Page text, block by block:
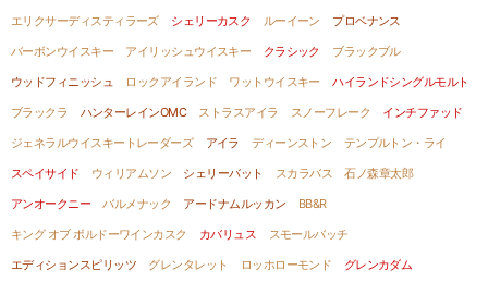
エリクサーディスティラーズ
シェリーカスク ルーイーン
プロベナンス
バーボンウイスキー
アイリッシュウイスキー クラシック
ブラックブル
ウッドフィニッシュ
ロックアイランド ワットウイスキー
ハイランドシングルモルト
ブラックラ
ハンターレインOMC ストラスアイラ スノーフレーク
インチファッド
ジェネラルウイスキートレーダーズ
アイラ ディーンストン
テンプルトン・ライ
スペイサイド
ウィリアムソン シェリーバット スカラバス
石ノ森章太郎
アンオークニー
バルメナック アードナムルッカン
BB&R
キング オブ ボルドーワインカスク
カバリュス
スモールバッチ
エディションスピリッツ
グレンタレット ロッホローモンド
グレンカダム